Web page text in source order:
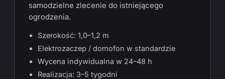
samodzielne zlecenie do istniejącego
ogrodzenia.
Szerokość: 1,0–1,2 m
Elektrozaczep / domofon w standardzie
Wycena indywidualna w 24–48 h
Realizacja: 3–5 tygodni